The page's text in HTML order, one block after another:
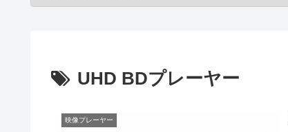
UHD BDプレーヤー
映像プレーヤー